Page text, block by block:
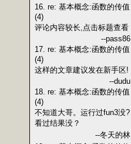
16. re: 基本概念:函数的传值
(4)
评论内容较长,点击标题查看
--pass86
17. re: 基本概念:函数的传值
(4)
这样的文章建议发在新手区!
--dudu
18. re: 基本概念:函数的传值
(4)
不知道大哥。运行过fun3没?
看过结果没？
--冬天的林